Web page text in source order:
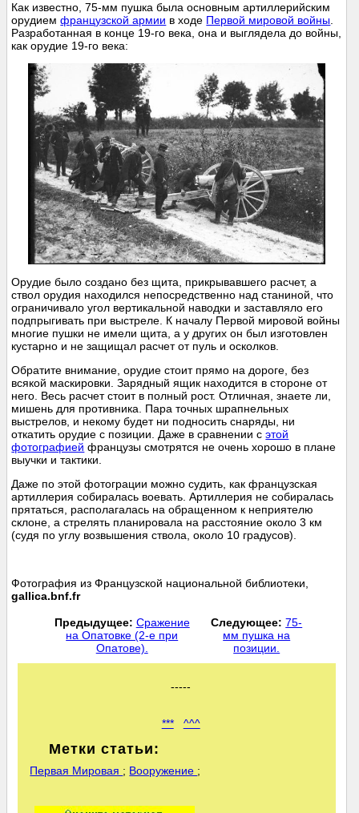
Как известно, 75-мм пушка была основным артиллерийским
орудиемфранцузской армии в ходе Первой мировой войны
Разработанная в конце 19-го века, она и выглядела до войны,
как орудие 19-го века:
Орудие было создано без щита, прикрывавшего расчет, а
ствол орудия находился непосредственно над станиной, что
ограничивало угол вертикальной наводки и заставляло его
подпрыгивать при выстреле. К началу Первой мировой войны
многие пушки не имели щита, а у других он был изготовлен
кустарно и не защищал расчет от пуль и осколков.
Обратите внимание, орудие стоит прямо на дороге, без
всякой маскировки. Зарядный ящик находится в стороне от
него. Весь расчет стоит в полный рост. Отличная, знаете ли,
мишень для противника. Пара точных шрапнельных
выстрелов, и некому будет ни подносить снаряды, ни
откатить орудие с позиции. Даже в сравнении сэтой
фотографией французы смотрятся не очень хорошо в плане
выучки и тактики.
Даже по этой фотограции можно судить, как французская
артиллерия собиралась воевать. Артиллерия не собиралась
прятаться, располагалась на обращенном к неприятелю
склоне, а стрелять планировала на расстояние около 3 км
(судя по углу возвышения ствола, около 10 градусов).
Фотография из Французской национальной библиотеки,
gallica.bnf.fr
Предыдущее: Сражение
на Опатовке (2-е при
Опатове).
Следующее: 75-
мм пушка на
позиции.
-----
*** ^^^
Метки статьи:
Первая Мировая ; Вооружение ;